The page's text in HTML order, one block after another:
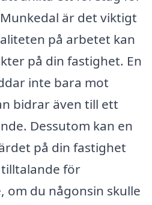
är det viktigt
på arbetet kan
på din fastighet. En
inte bara mot
bidrar även till ett
Dessutom kan en
på din fastighet
för
om du någonsin skulle